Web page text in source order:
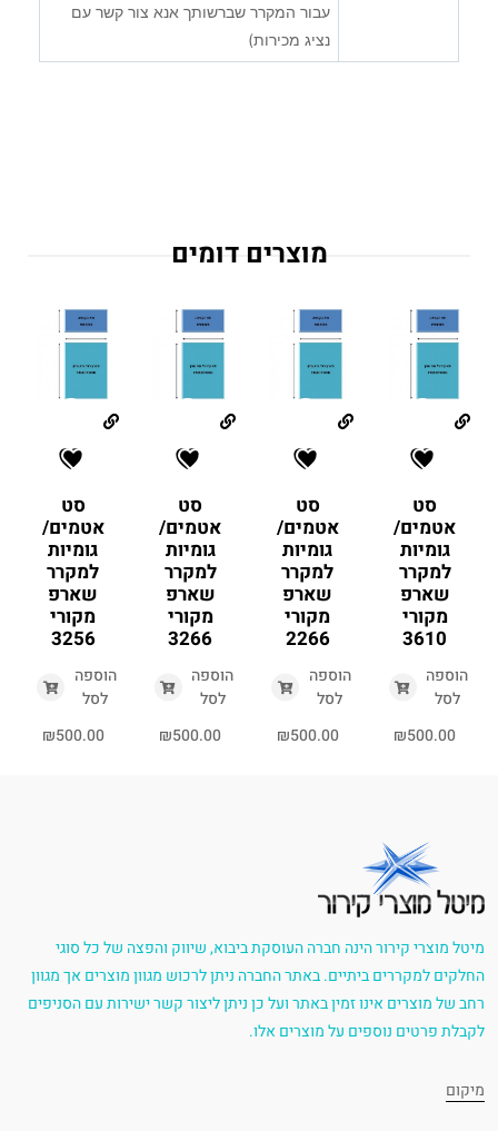
עבור המקרר שברשותך אנא צור קשר עם
נציג מכירות)
מוצרים דומים
סט
אטמים/
גומיות
למקרר
שארפ
מקורי
3610
הוספה
לסל
₪500.00
סט
אטמים/
גומיות
למקרר
שארפ
מקורי
2266
הוספה
לסל
₪500.00
סט
אטמים/
גומיות
למקרר
שארפ
מקורי
3266
הוספה
לסל
₪500.00
סט
אטמים/
גומיות
למקרר
שארפ
מקורי
3256
הוספה
לסל
₪500.00
מיטל מוצרי קירור הינה חברה העוסקת ביבוא, שיווק והפצה של כל סוגי
החלקים למקררים ביתיים. באתר החברה ניתן לרכוש מגוון מוצרים אך מגוון
רחב של מוצרים אינו זמין באתר ועל כן ניתן ליצור קשר ישירות עם הסניפים
לקבלת פרטים נוספים על מוצרים אלו.
מיקום